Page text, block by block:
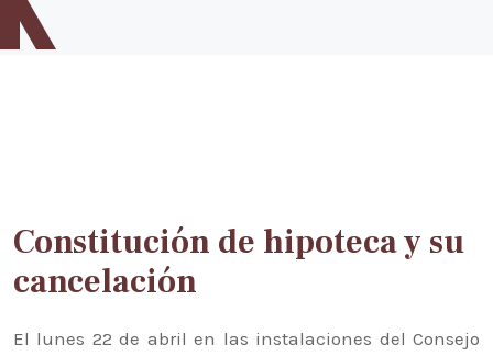
Inicio
Forma parte del equipo notarial
string: 33
Constitución de hipoteca y su
cancelación
El lunes 22 de abril en las instalaciones del Consejo